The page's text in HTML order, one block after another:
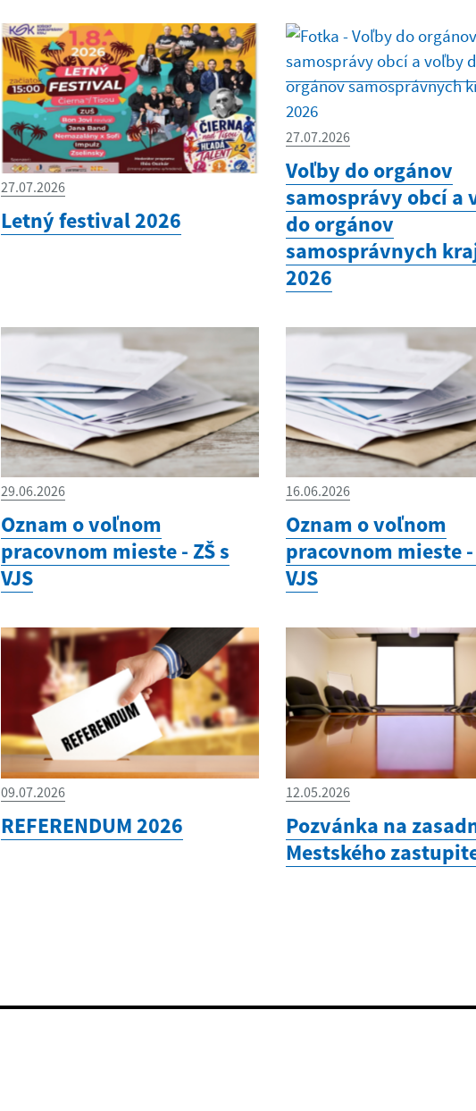
27.07.2026
Letný festival 2026
27.07.2026
Voľby do orgánov
samosprávy obcí a
do orgánov
samosprávnych
2026
29.06.2026
Oznam o voľnom
pracovnom mieste - ZŠ s
VJS
16.06.2026
Oznam o voľnom
pracovnom mieste -
VJS
09.07.2026
REFERENDUM 2026
12.05.2026
Pozvánka na
Mestského